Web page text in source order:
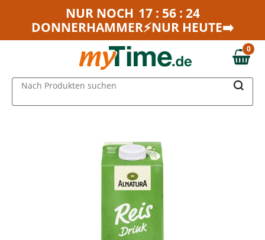
Zum Hauptinhalt springen
Zur Navigation springen
NUR NOCH 17 : 56 : 24
DONNERHAMMER⚡NUR HEUTE➡️
0,00 €
0
Nach Produkten suchen